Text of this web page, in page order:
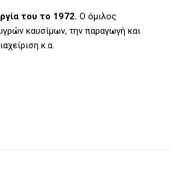
του το 1972. Ο όμιλος
καυσίμων, την παραγωγή και
κ.α.